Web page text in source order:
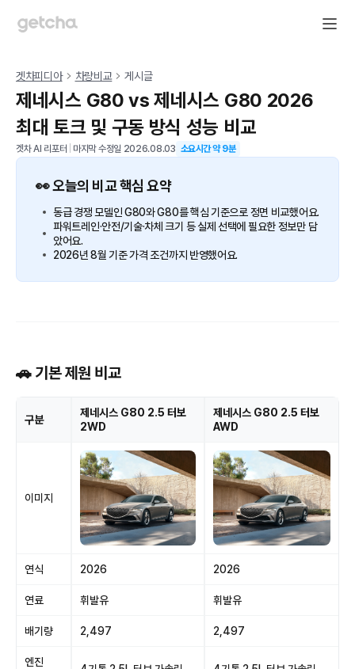
겟차피디아 차량비교 게시글
제네시스 G80 vs 제네시스 G80 2026
최대 토크 및 구동 방식 성능 비교
겟차 AI 리포터 마지막 수정일 2026.08.03 소요시간 약9분
👀 오늘의 비교 핵심 요약
동급 경쟁 모델인 G80와 G80를 핵심 기준으로 정면 비교했어요.
파워트레인·안전/기술·차체 크기 등 실제 선택에 필요한 정보만 담
았어요.
2026년 8월 기준 가격 조건까지 반영했어요.
🚗 기본 제원 비교
구분
제네시스 G80 2.5 터보
2WD
제네시스 G80 2.5 터보
AWD
이미지
연식 2026 2026
연료 휘발유 휘발유
배기량 2,497 2,497
엔진